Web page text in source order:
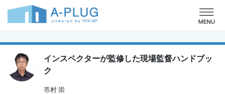
インスペクターが監修した現場監督ハンドブッ
ク
市村 崇